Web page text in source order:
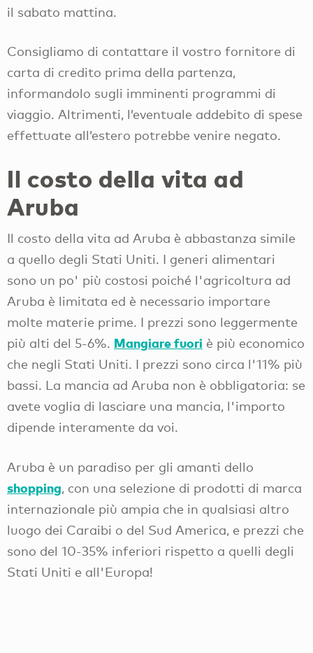
il sabato mattina.
Consigliamo di contattare il vostro fornitore di
carta di credito prima della partenza,
informandolo sugli imminenti programmi di
viaggio. Altrimenti, l’eventuale addebito di spese
effettuate all’estero potrebbe venire negato.
Il costo della vita ad
Aruba
Il costo della vita ad Aruba è abbastanza simile
a quello degli Stati Uniti. I generi alimentari
sono un po' più costosi poiché l'agricoltura ad
Aruba è limitata ed è necessario importare
molte materie prime. I prezzi sono leggermente
più alti del 5-6%. Mangiare fuori è più economico
che negli Stati Uniti. I prezzi sono circa l'11% più
bassi. La mancia ad Aruba non è obbligatoria: se
avete voglia di lasciare una mancia, l'importo
dipende interamente da voi.
Aruba è un paradiso per gli amanti dello
shopping, con una selezione di prodotti di marca
internazionale più ampia che in qualsiasi altro
luogo dei Caraibi o del Sud America, e prezzi che
sono del 10-35% inferiori rispetto a quelli degli
Stati Uniti e all'Europa!